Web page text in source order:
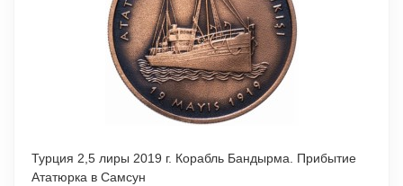
Турция 2,5 лиры 2019 г. Корабль Бандырма. Прибытие
Ататюрка в Самсун